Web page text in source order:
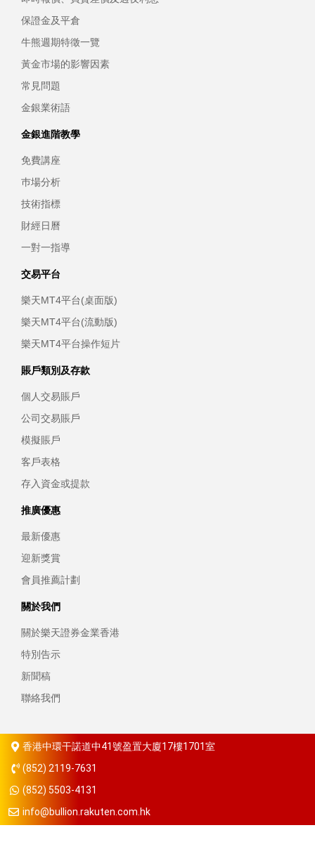
保證金及平倉
牛熊週期特徵一覽
黃金市場的影響因素
常見問題
金銀業術語
金銀進階教學
免費講座
巿場分析
技術指標
財經日曆
一對一指導
交易平台
樂天MT4平台(桌面版)
樂天MT4平台(流動版)
樂天MT4平台操作短片
賬戶類別及存款
個人交易賬戶
公司交易賬戶
模擬賬戶
客戶表格
存入資金或提款
推廣優惠
最新優惠
迎新獎賞
會員推薦計劃
關於我們
關於樂天證券金業香港
特別告示
新聞稿
聯絡我們
香港中環干諾道中41號盈置大廈17樓1701室
(852) 2119-7631
(852) 5503-4131
info@bullion.rakuten.com.hk